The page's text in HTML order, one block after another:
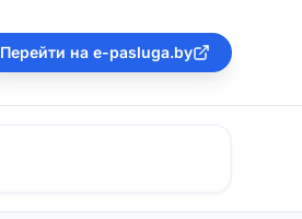
Перейти на e-pasluga.by